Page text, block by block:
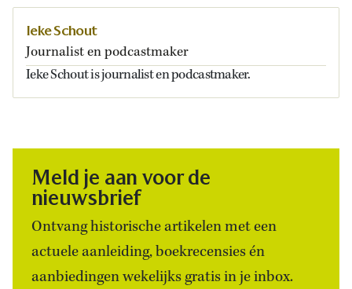
Ieke Schout
Journalist en podcastmaker
Ieke Schout is journalist en podcastmaker.
Meld je aan voor de
nieuwsbrief
Ontvang historische artikelen met een
actuele aanleiding, boekrecensies én
aanbiedingen wekelijks gratis in je inbox.